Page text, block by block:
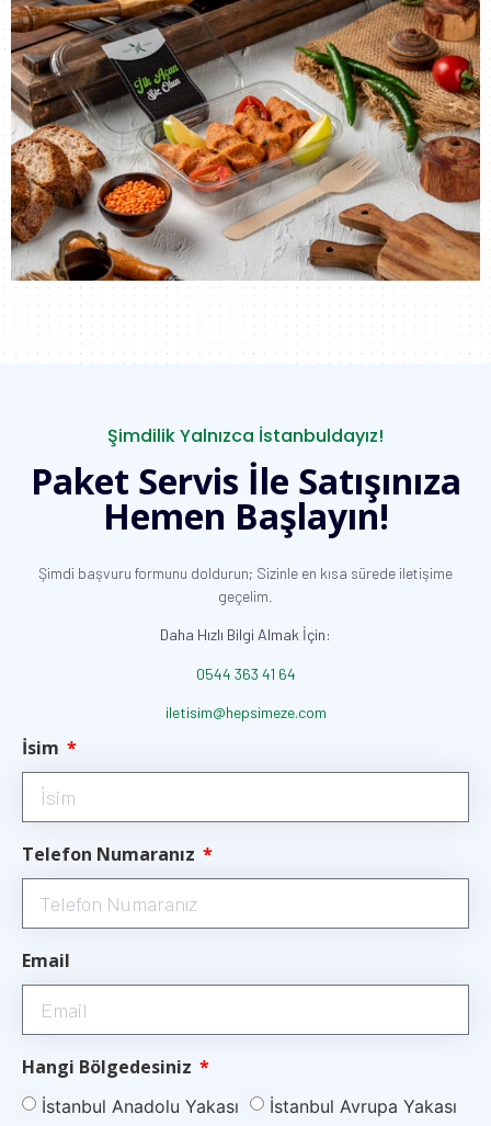
Şimdilik Yalnızca İstanbuldayız!
Paket Servis İle Satışınıza
Hemen Başlayın!
Şimdi başvuru formunu doldurun; Sizinle en kısa sürede iletişime
geçelim.
Daha Hızlı Bilgi Almak İçin:
0544 363 41 64
iletisim@hepsimeze.com
İsim
Telefon Numaranız
Email
Hangi Bölgedesiniz
İstanbul Anadolu Yakası İstanbul Avrupa Yakası